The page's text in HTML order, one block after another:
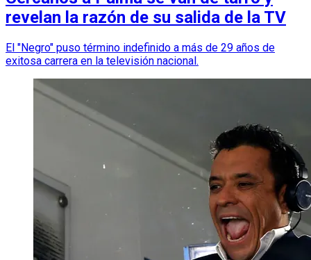
revelan la razón de su salida de la TV
El "Negro" puso término indefinido a más de 29 años de
exitosa carrera en la televisión nacional.